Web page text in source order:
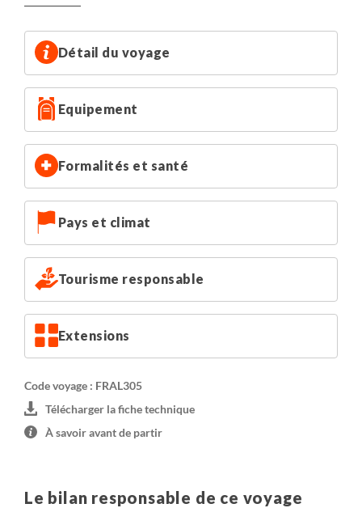
Détail du voyage
Equipement
Formalités et santé
Pays et climat
Tourisme responsable
Extensions
Code voyage : FRAL305
Télécharger la fiche technique
À savoir avant de partir
Le bilan responsable de ce voyage